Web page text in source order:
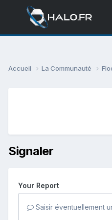
Accueil La Communauté
Signaler
Your Report
Saisir éventuellement